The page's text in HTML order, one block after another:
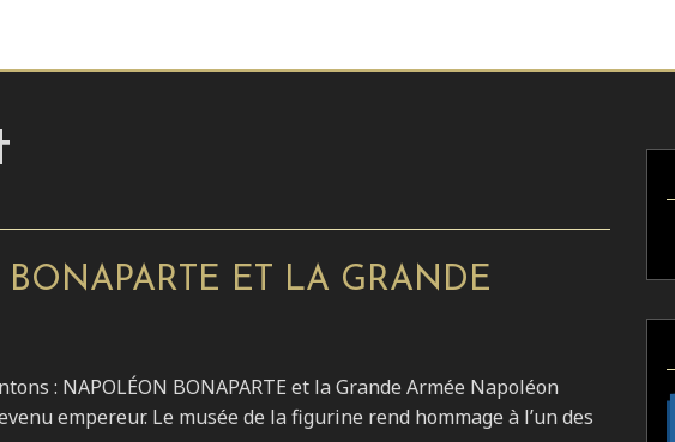
ET LA GRANDE
: NAPOLÉON BONAPARTE et la Grande Armée Napoléon
empereur. Le musée de la figurine rend hommage à l’un des